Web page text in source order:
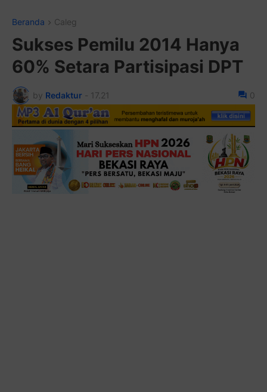
Beranda Caleg
Sukses Pemilu 2014 Hanya
60% Setara Partisipasi DPT
by Redaktur - 17.21 0